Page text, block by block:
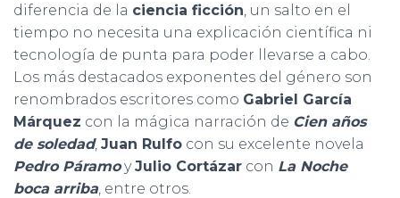
diferencia de la ciencia ficción , un salto en el
tiempo no necesita una explicación científica ni
tecnología de punta para poder llevarse a cabo.
Los más destacados exponentes del género son
renombrados escritores como Gabriel García
Márquez con la mágica narración de Cien años
de soledad, Juan Rulfo con su excelente novela
Pedro PáramoyJulio Cortázar con La Noche
boca arriba, entre otros.